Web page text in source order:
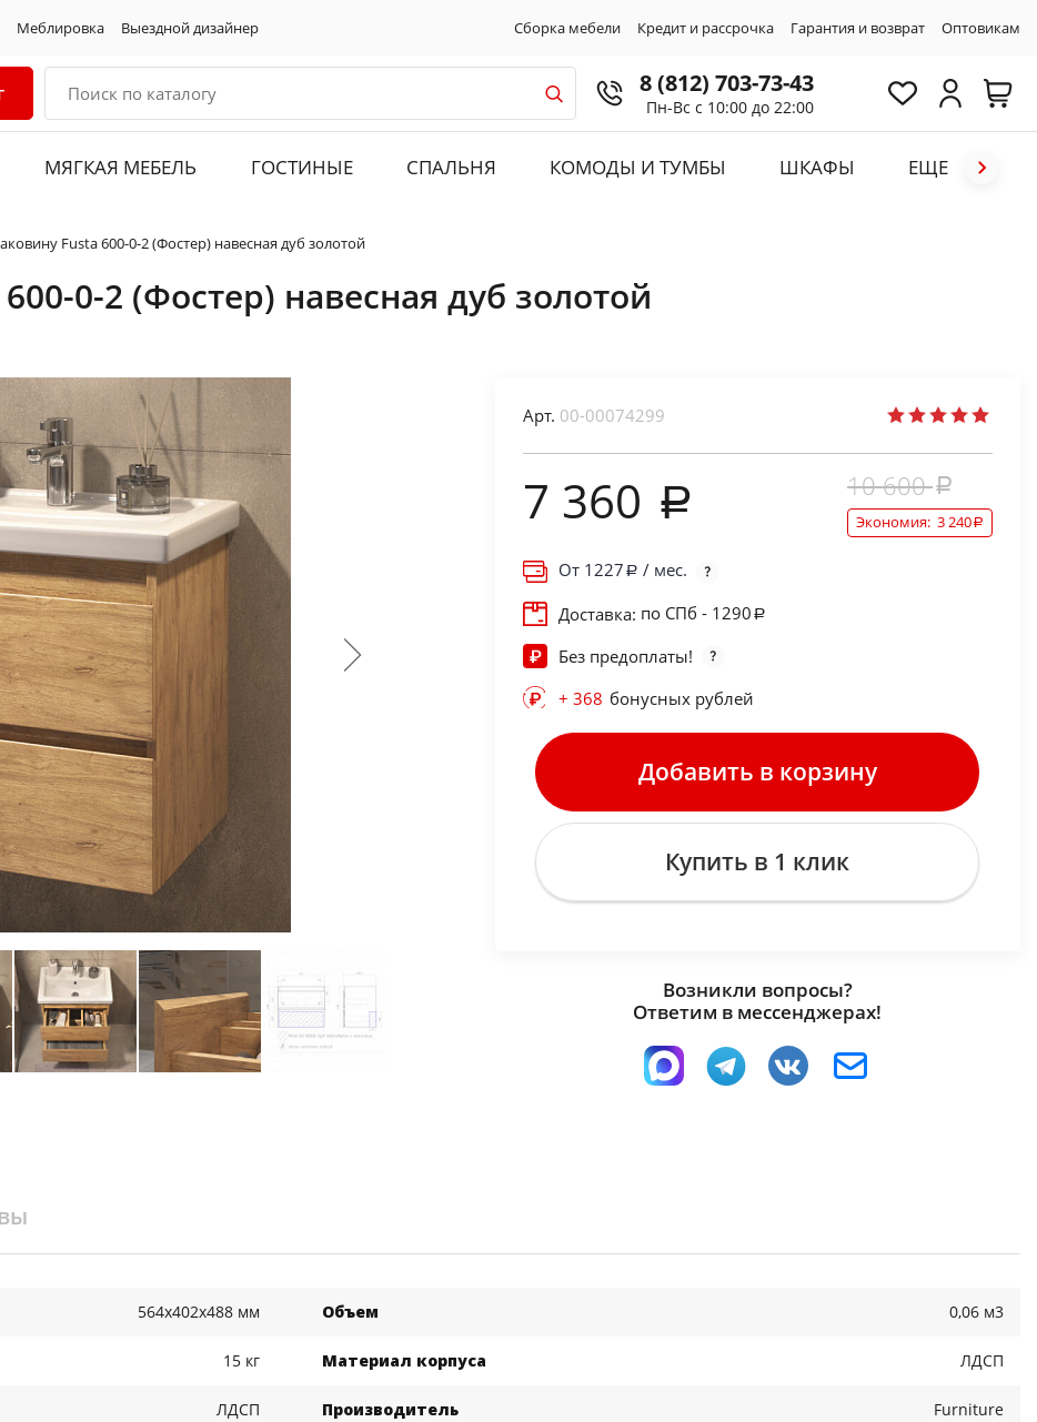
Меблировка Выездной дизайнер Сборка мебели Кредит и рассрочка Гарантия и возврат Оптовикам
8 (812) 703-73-43
Пн-Вс с 10:00 до 22:00
МЯГКАЯ МЕБЕЛЬ ГОСТИНЫЕ СПАЛЬНЯ КОМОДЫ И ТУМБЫ ШКАФЫ ЕЩЕ
Fusta 600-0-2 (Фостер) навесная дуб золотой
0-2 (Фостер) навесная дуб золотой
Арт. 00-00074299
7 360 10 600
Экономия: 3 240
От 1227
/ мес.
Доставка: по СПб - 1290
Без предоплаты!
+ 368 бонусных рублей
Добавить в корзину
Купить в 1 клик
Возникли вопросы?
Ответим в мессенджерах!
564x402x488 мм Объем 0,06 м3
15 кг Материал корпуса ЛДСП
ЛДСП Производитель Furniture